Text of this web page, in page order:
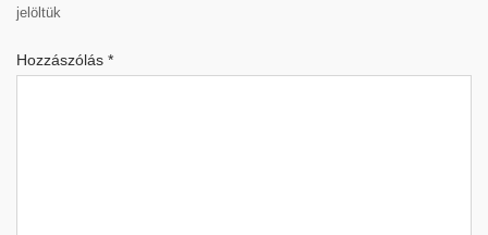
jelöltük
Hozzászólás *